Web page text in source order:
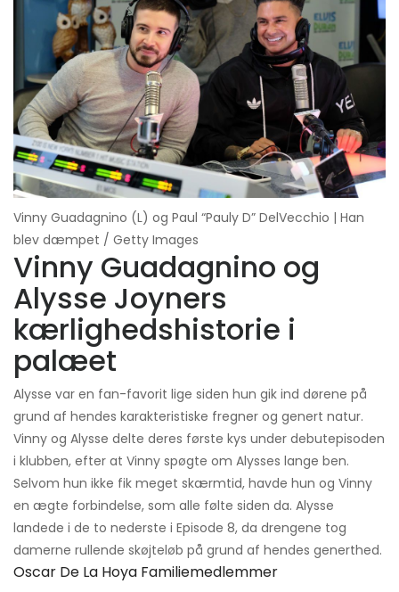
Vinny Guadagnino (L) og Paul “Pauly D” DelVecchio | Han
blev dæmpet / Getty Images
Vinny Guadagnino og
Alysse Joyners
kærlighedshistorie i
palæet
Alysse var en fan-favorit lige siden hun gik ind dørene på
grund af hendes karakteristiske fregner og genert natur.
Vinny og Alysse delte deres første kys under debutepisoden
i klubben, efter at Vinny spøgte om Alysses lange ben.
Selvom hun ikke fik meget skærmtid, havde hun og Vinny
en ægte forbindelse, som alle følte siden da. Alysse
landede i de to nederste i Episode 8, da drengene tog
damerne rullende skøjteløb på grund af hendes generthed.
Oscar De La Hoya Familiemedlemmer